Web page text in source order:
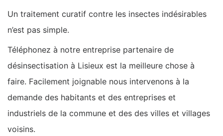
Un traitement curatif contre les insectes indésirables
n’est pas simple.
Téléphonez à notre entreprise partenaire de
désinsectisation à Lisieux est la meilleure chose à
faire. Facilement joignable nous intervenons à la
demande des habitants et des entreprises et
industriels de la commune et des des villes et villages
voisins.